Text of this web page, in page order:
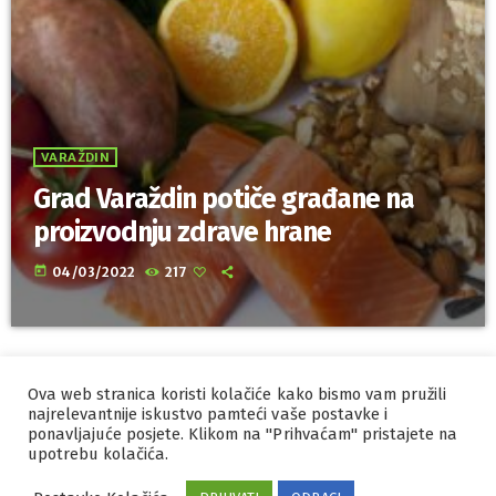
VARAŽDIN
Grad Varaždin potiče građane na
proizvodnju zdrave hrane
today 04/03/2022 217
IZRADA I HOSTINGORBIS
MARKETING
PRAVILA PRIVATNOSTI
Ova web stranica koristi kolačiće kako bismo vam pružili
najrelevantnije iskustvo pamteći vaše postavke i
ponavljajuće posjete. Klikom na "Prihvaćam" pristajete na
upotrebu kolačića.